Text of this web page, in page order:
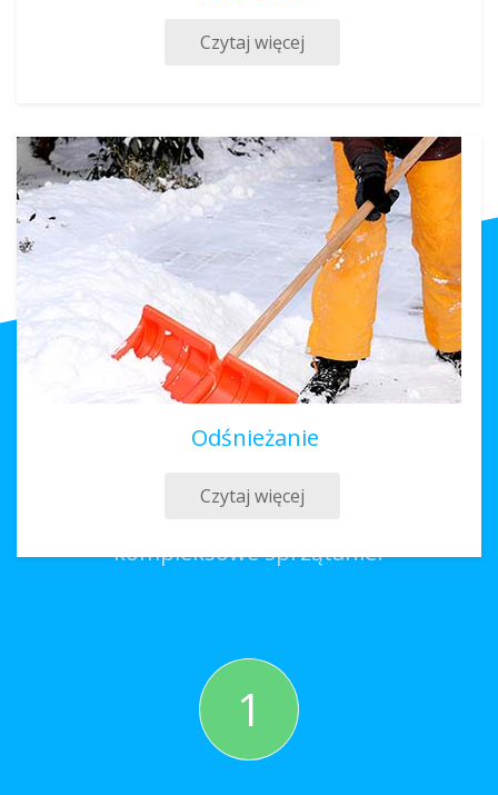
Czytaj więcej
Odśnieżanie
Czytaj więcej
kompleksowe sprzątanie?
1